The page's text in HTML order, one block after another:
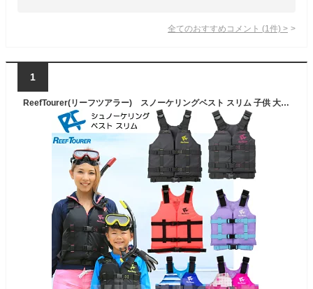
全てのおすすめコメント (1 件) >
1
ReefTourer(リーフツアラー) スノーケリングベスト スリム 子供 大人 REEF TOURER シュノーケル RA0402 RA-0402 ライフジャケット スノーケル シュノーケリング フローティングベスト ライフジャケット